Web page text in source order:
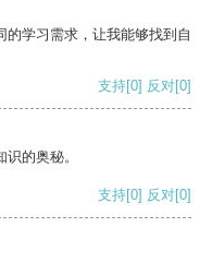
学习需求，让我能够找到自
支持[0] 反对[0]
的奥秘。
支持[0] 反对[0]